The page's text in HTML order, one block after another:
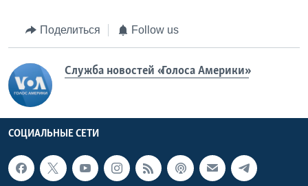
Поделиться Follow us
Служба новостей «Голоса Америки»
СОЦИАЛЬНЫЕ СЕТИ